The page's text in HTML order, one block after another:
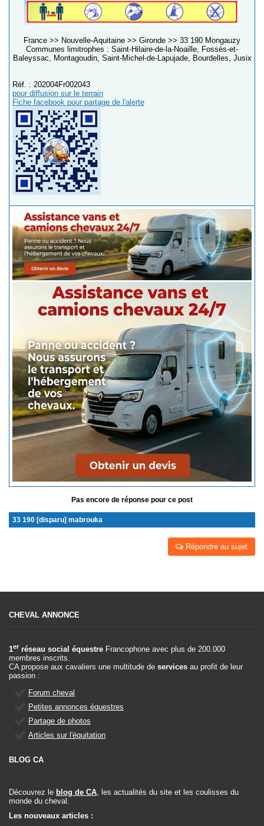
France >> Nouvelle-Aquitaine >> Gironde >> 33 190 Mongauzy
Communes limitrophes : Saint-Hilaire-de-la-Noaille, Fossès-et-
Baleyssac, Montagoudin, Saint-Michel-de-Lapujade, Bourdelles, Jusix
Réf. : 202004Fr002043
pour diffusion sur le terrain
Fiche facebook pour partage de l'alerte
Pas encore de réponse pour ce post
33 190 [disparu] mabrouka
Répondre au sujet
CHEVAL ANNONCE
1er réseau social équestre Francophone avec plus de 200.000
membres inscrits.
CA propose aux cavaliers une multitude de services au profit de leur
passion :
Forum cheval
Petites annonces équestres
Partage de photos
Articles sur l'équitation
BLOG CA
Découvrez le blog de CA, les actualités du site et les coulisses du
monde du cheval.
Les nouveaux articles :